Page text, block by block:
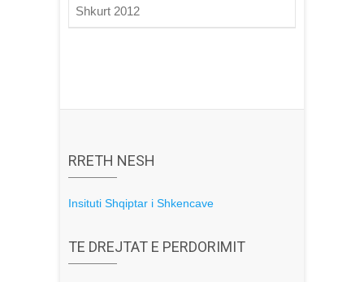
Shkurt 2012
RRETH NESH
Insituti Shqiptar i Shkencave
TE DREJTAT E PERDORIMIT